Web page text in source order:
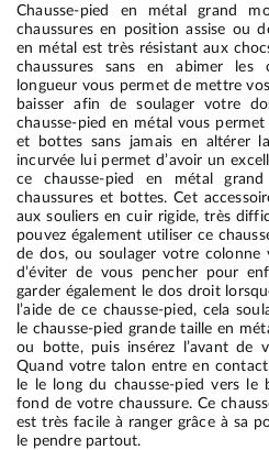
Chausse-pied en métal grand
chaussures en position assise ou
en métal est très résistant aux
chaussures sans en abimer
longueur vous permet de mettre
baisser afin de soulager votre
chausse-pied en métal vous
et bottes sans jamais en altérer
incurvée lui permet d’avoir un
ce chausse-pied en métal
chaussures et bottes. Cet
aux souliers en cuir rigide, très
pouvez également utiliser ce
de dos, ou soulager votre colonne
d’éviter de vous pencher pour
garder également le dos droit
l’aide de ce chausse-pied, cela
le chausse-pied grande taille en
ou botte, puis insérez l’avant de
Quand votre talon entre en contact
le le long du chausse-pied vers le
fond de votre chaussure. Ce
est très facile à ranger grâce à sa
le pendre partout.